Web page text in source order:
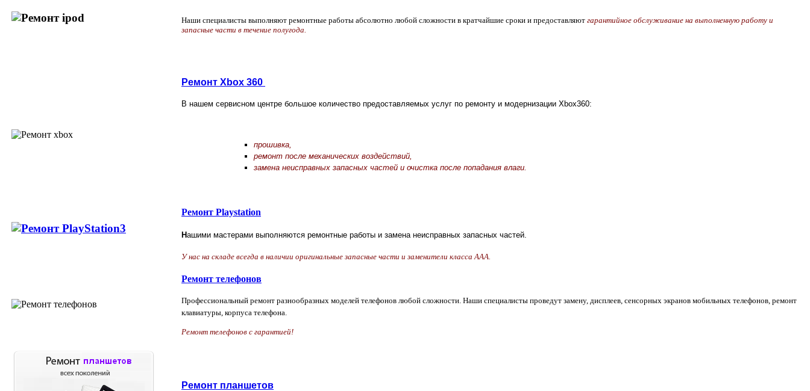
Наши специалисты выполняют ремонтные работы абсолютно любой сложности в кратчайшие сроки и предоставляют гарантийное обслуживание на выполненную работу и
запасные части в течение полугода.
Ремонт Xbox 360
В нашем сервисном центре большое количество предоставляемых услуг по ремонту и модернизации Xbox360:
прошивка,
ремонт после механических воздействий,
замена неисправных запасных частей и очистка после попадания влаги.
Ремонт Playstation
Нашими мастерами выполняются ремонтные работы и замена неисправных запасных частей.
У нас на складе всегда в наличии оригинальные запасные части и заменители класса ААА.
Ремонт телефонов
Профессиональный ремонт разнообразных моделей телефонов любой сложности. Наши специалисты проведут замену, дисплеев, сенсорных экранов мобильных телефонов, ремонт
клавиатуры, корпуса телефона.
Ремонт телефонов с гарантией!
Ремонт планшетов